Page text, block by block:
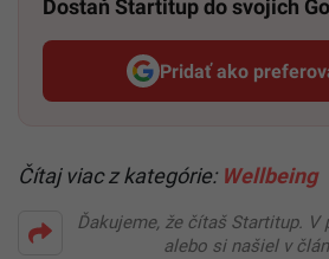
Dostaň Startitup do svojich
Pridať ako
Čítaj viac z kategórie: Wellbeing
Ďakujeme, že čítaš Startitup. V
alebo si našiel v